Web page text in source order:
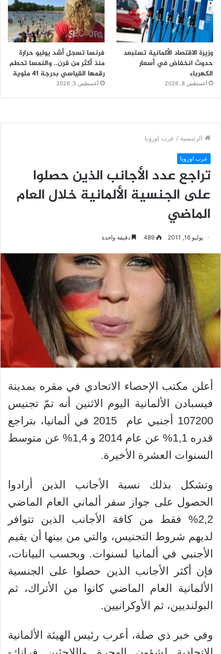
وزيرة الاقتصاد الألمانية تستبعد
حدوث انخفاض في أسعار
الكهرباء
أغسطس 8, 2026
فرنسا تسجل أشد يوليو حرارة
منذ أكثر من قرن.. والنمسا تحطم
رقمها القياسي بدرجة 41 مئوية
أغسطس 5, 2026